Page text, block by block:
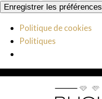
Enregistrer les préférences
Politique de cookies
Politiques